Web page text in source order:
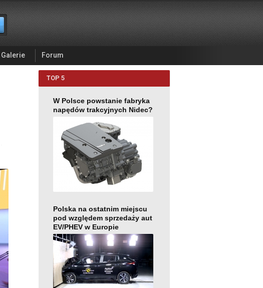
Galerie Forum
TOP 5
W Polsce powstanie fabryka
napędów trakcyjnych Nidec?
Polska na ostatnim miejscu
pod względem sprzedaży aut
EV/PHEV w Europie